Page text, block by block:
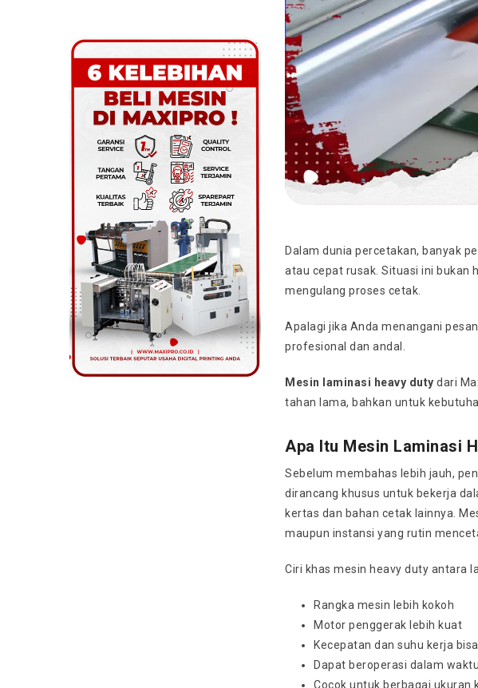
Dalam dunia percetakan, banyak
atau cepat rusak. Situasi ini bukan
mengulang proses cetak.
Apalagi jika Anda menangani
profesional dan andal.
Mesin laminasi heavy duty dari
tahan lama, bahkan untuk
Apa Itu Mesin Laminasi
Sebelum membahas lebih jauh,
dirancang khusus untuk bekerja
kertas dan bahan cetak lainnya.
maupun instansi yang rutin
Ciri khas mesin heavy duty antara
Rangka mesin lebih kokoh
Motor penggerak lebih kuat
Kecepatan dan suhu kerja
Dapat beroperasi dalam
Cocok untuk berbagai ukuran